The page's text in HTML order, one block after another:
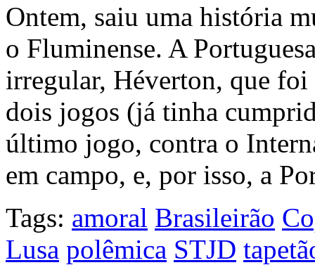
Ontem, saiu uma história
o Fluminense. A
irregular, Héverton, que foi
dois jogos (já tinha
último jogo, contra o
em campo, e, por isso, a
Tags: amoral Brasileirão
Lusa polêmica STJD